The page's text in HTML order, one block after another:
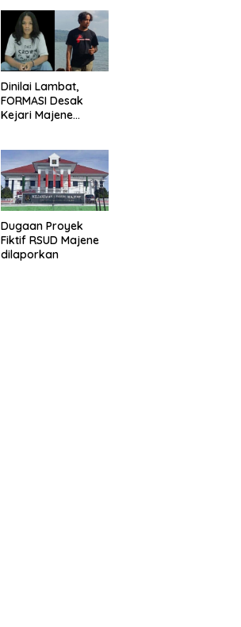
Dinilai Lambat,
FORMASI Desak
Kejari Majene
Fiktif RSUD Majene
Dugaan Proyek
Fiktif RSUD Majene
dilaporkan